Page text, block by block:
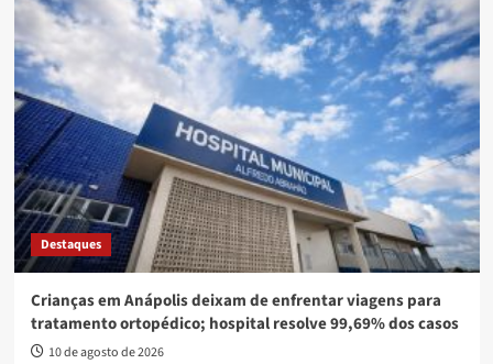
Destaques
Crianças em Anápolis deixam de enfrentar viagens para
tratamento ortopédico; hospital resolve 99,69% dos casos
10 de agosto de 2026